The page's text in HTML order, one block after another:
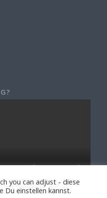
you can adjust - diese
Du einstellen kannst.